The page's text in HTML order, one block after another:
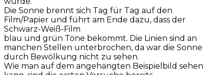
Die Sonne brennt sich Tag für Tag auf den
Film/Papier und führt am Ende dazu, dass der
Schwarz-Weiß-Film
blau und grün Töne bekommt. Die Linien sind an
manchen Stellen unterbrochen, da war die Sonne
durch Bewölkung nicht zu sehen.
Wie man auf dem angehängten Beispielbild sehen